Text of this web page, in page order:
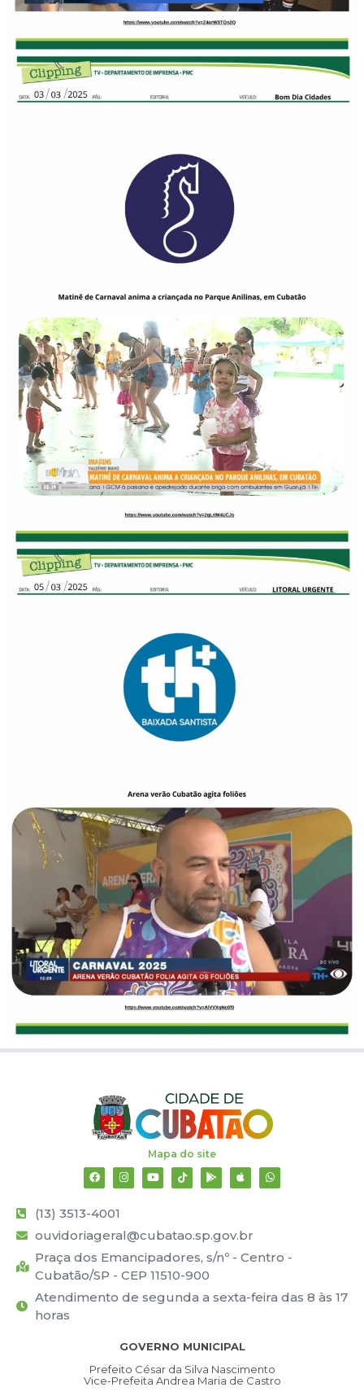
Mapa do site
(13) 3513-4001
ouvidoriageral@cubatao.sp.gov.br
Praça dos Emancipadores, s/nº - Centro -
Cubatão/SP - CEP 11510-900
Atendimento de segunda a sexta-feira das 8 às 17
horas
GOVERNO MUNICIPAL
Prefeito César da Silva Nascimento
Vice-Prefeita Andrea Maria de Castro